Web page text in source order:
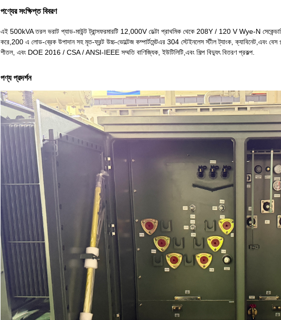
পণ্যের সংক্ষিপ্ত বিবরণ
এই 500kVA তরল ভরাট প্যাড-মাউন্ট ট্রান্সফরমারটি 12,000V ডেল্টা প্রাথমিক থেকে 208Y / 120 V Wye-N
করে,200 এ লোড-ব্রেক উপাদান সহ মৃত-ফ্রন্ট উচ্চ-ভোল্টেজ কম্পার্টমেন্টএর 304 স্টেইনলেস স্টীল ট্যাংক, ক্যাবিনেট,এবং
শীতল, এবং DOE 2016 / CSA / ANSI-IEEE সম্মতি বাণিজ্যিক, ইউটিলিটি,এবং শিল্প বিদ্যুৎ বিতরণ প্রকল্প.
পণ্য প্রদর্শন